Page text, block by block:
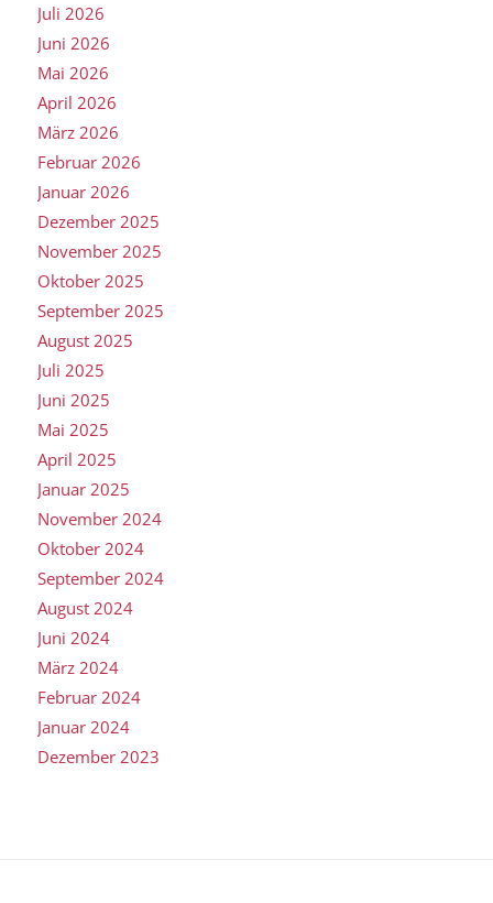
Juli 2026
Juni 2026
Mai 2026
April 2026
März 2026
Februar 2026
Januar 2026
Dezember 2025
November 2025
Oktober 2025
September 2025
August 2025
Juli 2025
Juni 2025
Mai 2025
April 2025
Januar 2025
November 2024
Oktober 2024
September 2024
August 2024
Juni 2024
März 2024
Februar 2024
Januar 2024
Dezember 2023